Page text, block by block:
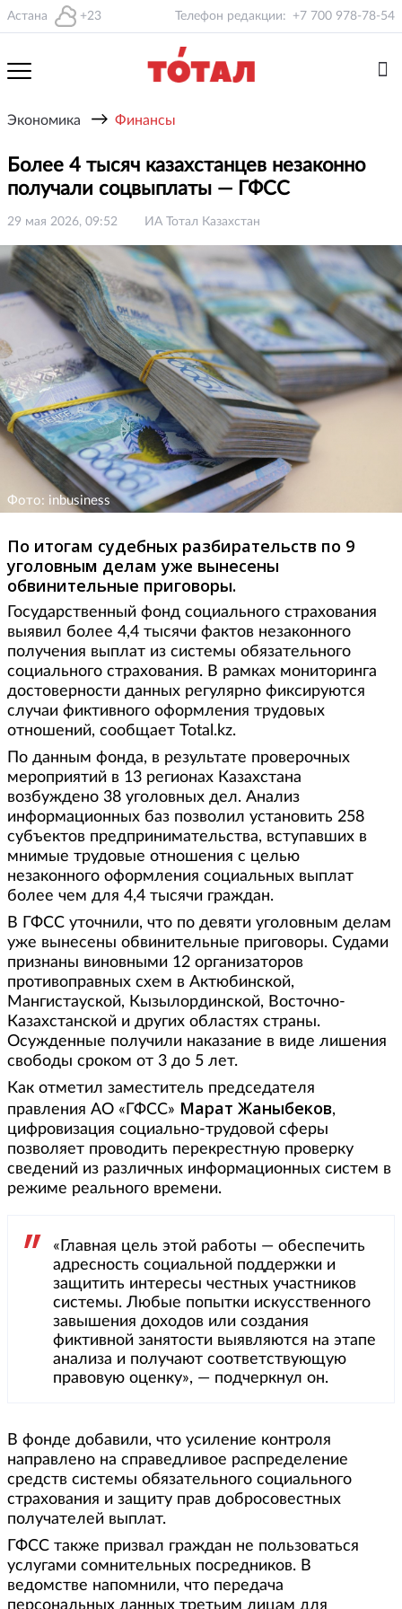
Астана +23 Телефон редакции: +7 700 978-78-54
Экономика → Финансы
Более 4 тысяч казахстанцев незаконно
получали соцвыплаты — ГФСС
29 мая 2026, 09:52 ИА Тотал Казахстан
Фото: inbusiness
По итогам судебных разбирательств по 9
уголовным делам уже вынесены
обвинительные приговоры.
Государственный фонд социального страхования
выявил более 4,4 тысячи фактов незаконного
получения выплат из системы обязательного
социального страхования. В рамках мониторинга
достоверности данных регулярно фиксируются
случаи фиктивного оформления трудовых
отношений, сообщает Total.kz.
По данным фонда, в результате проверочных
мероприятий в 13 регионах Казахстана
возбуждено 38 уголовных дел. Анализ
информационных баз позволил установить 258
субъектов предпринимательства, вступавших в
мнимые трудовые отношения с целью
незаконного оформления социальных выплат
более чем для 4,4 тысячи граждан.
В ГФСС уточнили, что по девяти уголовным делам
уже вынесены обвинительные приговоры. Судами
признаны виновными 12 организаторов
противоправных схем в Актюбинской,
Мангистауской, Кызылординской, Восточно-
Казахстанской и других областях страны.
Осужденные получили наказание в виде лишения
свободы сроком от 3 до 5 лет.
Как отметил заместитель председателя
правления АО «ГФСС» Марат Жаныбеков,
цифровизация социально-трудовой сферы
позволяет проводить перекрестную проверку
сведений из различных информационных систем в
режиме реального времени.
«Главная цель этой работы — обеспечить
адресность социальной поддержки и
защитить интересы честных участников
системы. Любые попытки искусственного
завышения доходов или создания
фиктивной занятости выявляются на этапе
анализа и получают соответствующую
правовую оценку», — подчеркнул он.
В фонде добавили, что усиление контроля
направлено на справедливое распределение
средств системы обязательного социального
страхования и защиту прав добросовестных
получателей выплат.
ГФСС также призвал граждан не пользоваться
услугами сомнительных посредников. В
ведомстве напомнили, что передача
персональных данных третьим лицам для